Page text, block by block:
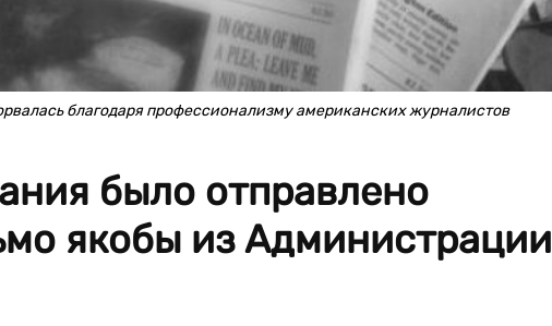
благодаря профессионализму американских журналистов
было отправлено
якобы из Администрации